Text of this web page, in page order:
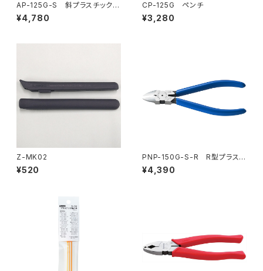
AP-125G-S 斜プラスチックニ
ッパ（バネ付）
¥4,780
CP-125G ペンチ
¥3,280
Z-MK02
¥520
PNP-150G-S-R R型プラスチ
ックニッパ（バネ付）
¥4,390